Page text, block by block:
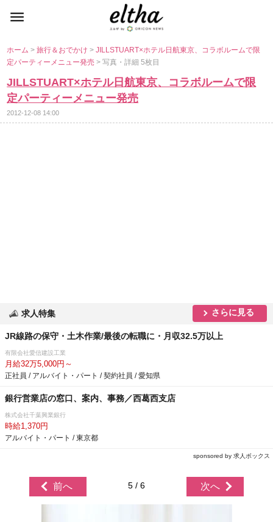
ホーム>旅行＆おでかけ>JILLSTUART×ホテル日航東京、コラボルームで限
定パーティーメニュー発売> 写真・詳細 5枚目
JILLSTUART×ホテル日航東京、コラボルームで限
定パーティーメニュー発売
2012-12-08 14:00
求人特集 さらに見る
JR線路の保守・土木作業/最後の転職に・月収32.5万以上
有限会社愛信建設工業
月給32万5,000円～
正社員 / アルバイト・パート / 契約社員 / 愛知県
銀行営業店の窓口、案内、事務／西葛西支店
株式会社千葉興業銀行
時給1,370円
アルバイト・パート / 東京都
sponsored by 求人ボックス
前へ 5 / 6 次へ